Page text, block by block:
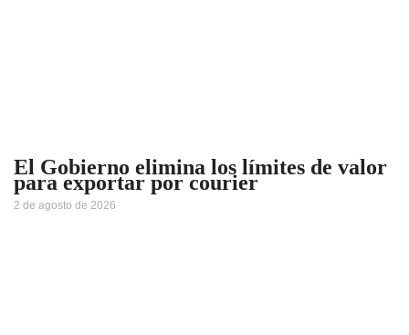
El Gobierno elimina los límites de valor
para exportar por courier
2 de agosto de 2026